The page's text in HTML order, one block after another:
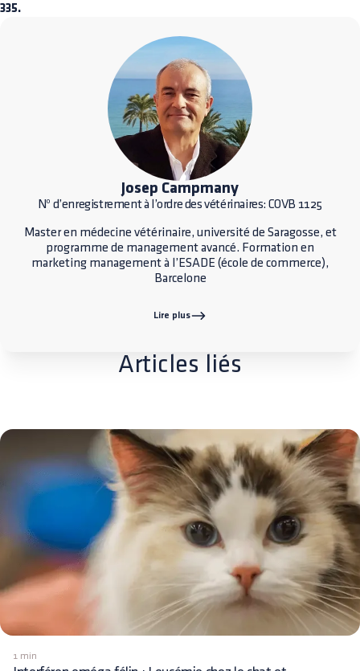
335.
Josep Campmany
Nº d’enregistrement à l’ordre des vétérinaires: COVB 1125
Master en médecine vétérinaire, université de Saragosse, et
programme de management avancé. Formation en
marketing management à l’ESADE (école de commerce),
Barcelone
Lire plus
Articles liés
1 min